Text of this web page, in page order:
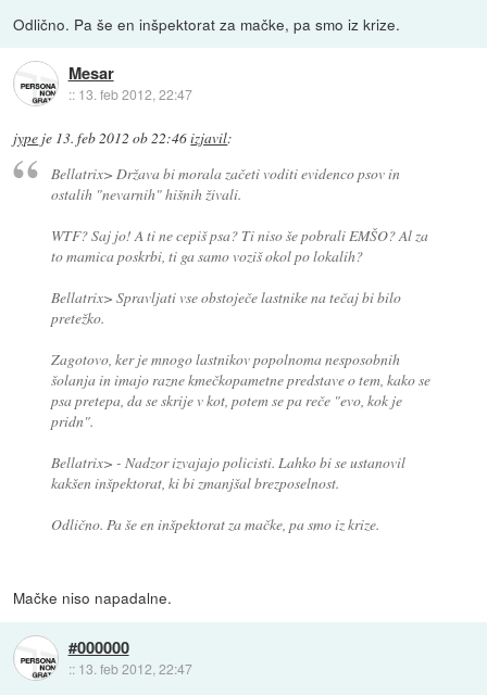
Odlično. Pa še en inšpektorat za mačke, pa smo iz krize.
Mesar
:: 13. feb 2012, 22:47
jype je 13. feb 2012 ob 22:46izjavil:
Bellatrix> Država bi morala začeti voditi evidenco psov in
ostalih "nevarnih" hišnih živali.
WTF? Saj jo! A ti ne cepiš psa? Ti niso še pobrali EMŠO? Al za
to mamica poskrbi, ti ga samo voziš okol po lokalih?
Bellatrix> Spravljati vse obstoječe lastnike na tečaj bi bilo
pretežko.
Zagotovo, ker je mnogo lastnikov popolnoma nesposobnih
šolanja in imajo razne kmečkopametne predstave o tem, kako se
psa pretepa, da se skrije v kot, potem se pa reče "evo, kok je
pridn".
Bellatrix> - Nadzor izvajajo policisti. Lahko bi se ustanovil
kakšen inšpektorat, ki bi zmanjšal brezposelnost.
Odlično. Pa še en inšpektorat za mačke, pa smo iz krize.
Mačke niso napadalne.
#000000
:: 13. feb 2012, 22:47